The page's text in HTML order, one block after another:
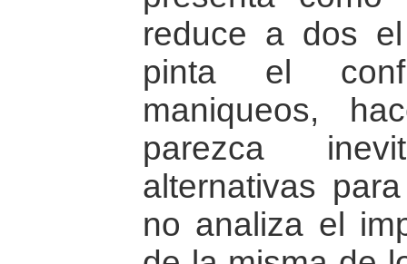
reduce a dos
pinta el
maniqueos,
parezca
alternativas
no analiza el